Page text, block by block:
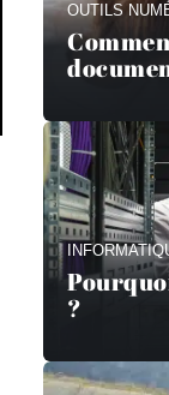
OUTILS
?